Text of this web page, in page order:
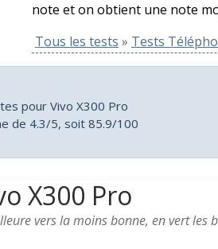
note et on obtient une note
Tous les tests » Tests
pour Vivo X300 Pro
de 4.3/5, soit 85.9/100
X300 Pro
vers la moins bonne, en vert les